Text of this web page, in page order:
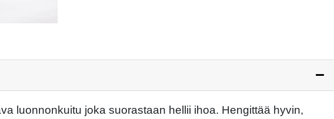
luonnonkuitu joka suorastaan hellii ihoa. Hengittää hyvin,